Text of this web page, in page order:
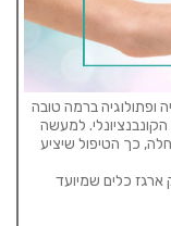
ופתולוגיה ברמה טובה
למעשה
כך הטיפול שיציע
כלים שמיועד